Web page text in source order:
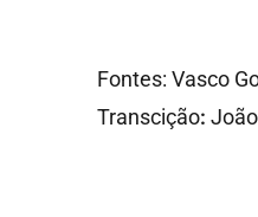
Fontes: Vasco
Transcição: